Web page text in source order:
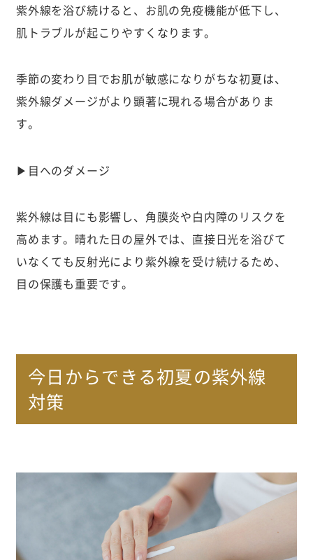
紫外線を浴び続けると、お肌の免疫機能が低下し、
肌トラブルが起こりやすくなります。
季節の変わり目でお肌が敏感になりがちな初夏は、
紫外線ダメージがより顕著に現れる場合がありま
す。
▶目へのダメージ
紫外線は目にも影響し、角膜炎や白内障のリスクを
高めます。晴れた日の屋外では、直接日光を浴びて
いなくても反射光により紫外線を受け続けるため、
目の保護も重要です。
今日からできる初夏の紫外線
対策